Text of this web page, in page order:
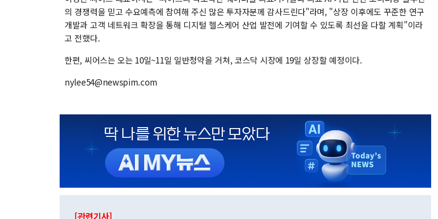
의 경쟁력을 믿고 수요예측에 참여해 주신 많은 투자자분께 감사드린다"라며, "상장 이후에도 꾸준한 연구
개발과 고객 네트워크 확장을 통해 디지털 헬스케어 산업 발전에 기여할 수 있도록 최선을 다할 계획"이라
고 전했다.
한편, 씨어스는 오는 10일~11일 일반청약을 거쳐, 코스닥 시장에 19일 상장할 예정이다.
nylee54@newspim.com
[관련기사]